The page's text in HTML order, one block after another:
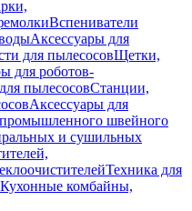
Вспениватели
Аксессуары для
для пылесосовЩетки,
для роботов-
пылесосовСтанции,
Аксессуары для
швейного
и сушильных
Техника для
Кухонные комбайны,